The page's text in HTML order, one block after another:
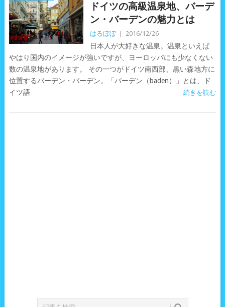
ドイツの高級温泉地、バーデ
ン・バーデンの魅力とは
はるぼぼ 2016/12/26
日本人が大好きな温泉。温泉といえば
やはり国内のイメージが強いですが、ヨーロッパにも少なくない
数の温泉地があります。 その一つがドイツ南西部、黒い森地方に
位置するバーデン・バーデン。「バーデン（baden）」とは、ド
イツ語
続きを読む